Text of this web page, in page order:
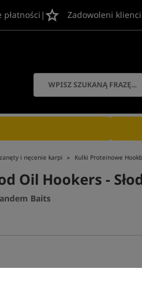
płatności | Zadowoleni klienci
i nęcenie karpi Kulki Proteinowe
Oil Hookers -
Baits